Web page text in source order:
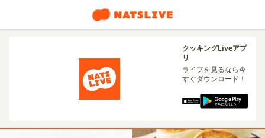
クッキングLiveアプ
リ
ライブを見るなら今
すぐダウンロード！